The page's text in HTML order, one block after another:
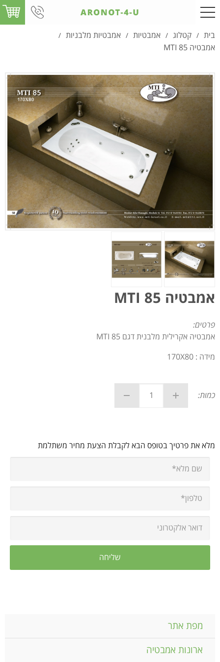
בית / קטלוג / אמבטיות / אמבטיות מלבניות /
אמבטיה MTI 85
אמבטיה MTI 85
פרטים:
אמבטיה אקרילית מלבנית דגם MTI 85
מידה : 170X80
כמות:
מלא את פרטיך בטופס הבא לקבלת הצעת מחיר משתלמת
מפת אתר
ארונות אמבטיה